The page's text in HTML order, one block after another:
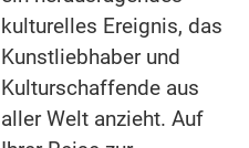
kulturelles Ereignis, das
Kunstliebhaber und
Kulturschaffende aus
aller Welt anzieht. Auf